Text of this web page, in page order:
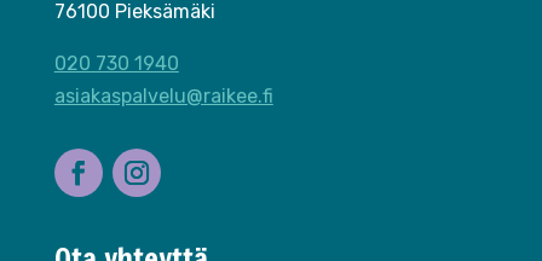
76100 Pieksämäki
020 730 1940
asiakaspalvelu@raikee.fi